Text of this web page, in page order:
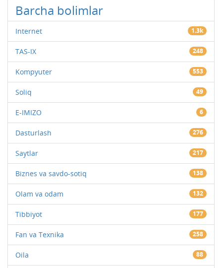
Barcha bolimlar
Internet 1.3k
TAS-IX 248
Kompyuter 553
Soliq 49
E-IMIZO 6
Dasturlash 276
Saytlar 217
Biznes va savdo-sotiq 138
Olam va odam 132
Tibbiyot 177
Fan va Texnika 258
Oila 88